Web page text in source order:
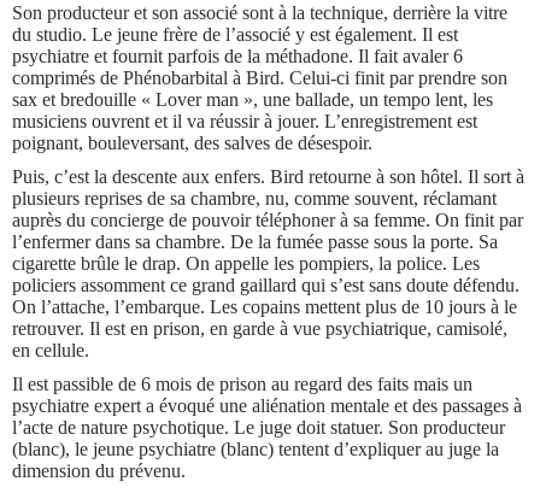
Son producteur et son associé sont à la technique, derrière la vitre
du studio. Le jeune frère de l’associé y est également. Il est
psychiatre et fournit parfois de la méthadone. Il fait avaler 6
comprimés de Phénobarbital à Bird. Celui-ci finit par prendre son
sax et bredouille « Lover man », une ballade, un tempo lent, les
musiciens ouvrent et il va réussir à jouer. L’enregistrement est
poignant, bouleversant, des salves de désespoir.
Puis, c’est la descente aux enfers. Bird retourne à son hôtel. Il sort à
plusieurs reprises de sa chambre, nu, comme souvent, réclamant
auprès du concierge de pouvoir téléphoner à sa femme. On finit par
l’enfermer dans sa chambre. De la fumée passe sous la porte. Sa
cigarette brûle le drap. On appelle les pompiers, la police. Les
policiers assomment ce grand gaillard qui s’est sans doute défendu.
On l’attache, l’embarque. Les copains mettent plus de 10 jours à le
retrouver. Il est en prison, en garde à vue psychiatrique, camisolé,
en cellule.
Il est passible de 6 mois de prison au regard des faits mais un
psychiatre expert a évoqué une aliénation mentale et des passages à
l’acte de nature psychotique. Le juge doit statuer. Son producteur
(blanc), le jeune psychiatre (blanc) tentent d’expliquer au juge la
dimension du prévenu.